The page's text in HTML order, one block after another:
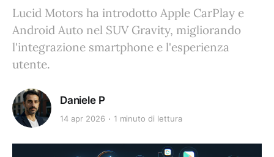
Lucid Motors ha introdotto Apple CarPlay e
Android Auto nel SUV Gravity, migliorando
l'integrazione smartphone e l'esperienza
utente.
Daniele P
14 apr 2026 1 minuto di lettura